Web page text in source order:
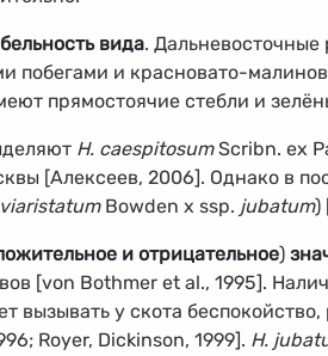
вида. Дальневосточные
побегами и красновато-
прямостоячие стебли и
Н. caespitosumScribn. ex
[Алексеев, 2006]. Однако в
Bowden x ssp. jubatum)
и отрицательное)
[von Bothmer et al., 1995].
вызывать у скота
Royer, Dickinson, 1999]. H.